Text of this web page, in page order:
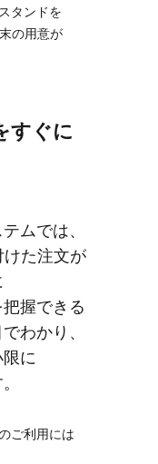
タンドを​
の​用意が​
すぐに​
ムでは、​
けた​注文が​
握できる​
わかり、​
に​
ご利用には​